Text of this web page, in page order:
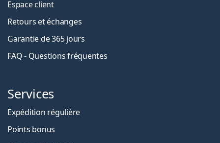
Espace client
Retours et échanges
Garantie de 365 jours
FAQ - Questions fréquentes
Services
Expédition régulière
Points bonus